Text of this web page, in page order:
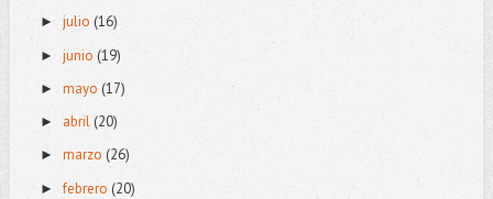
► julio (16)
► junio (19)
► mayo(17)
► abril(20)
► marzo (26)
►febrero (20)